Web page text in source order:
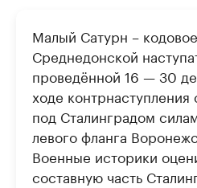
Малый Сатурн –
Среднедонской
проведённой 16 — 30
ходе контрнаступления
под Сталинградом
левого фланга
Военные историки
составную часть